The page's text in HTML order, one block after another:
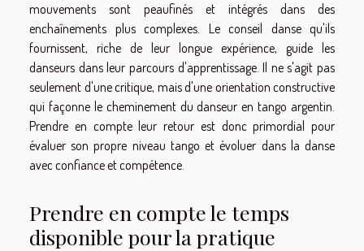
mouvements sont peaufinés et intégrés dans des
enchaînements plus complexes. Le conseil danse qu'ils
fournissent, riche de leur longue expérience, guide les
danseurs dans leur parcours d'apprentissage. Il ne s'agit pas
seulement d'une critique, mais d'une orientation constructive
qui façonne le cheminement du danseur en tango argentin.
Prendre en compte leur retour est donc primordial pour
évaluer son propre niveau tango et évoluer dans la danse
avec confiance et compétence.
Prendre en compte le temps
disponible pour la pratique